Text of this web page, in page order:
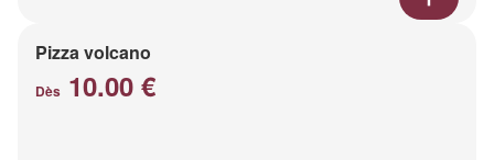
Pizza volcano
Dès 10.00 €